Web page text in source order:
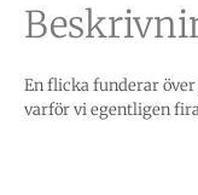
En flicka funderar
varför vi egentligen